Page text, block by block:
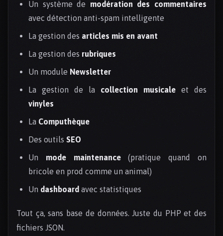
Un système de modération des commentaires
avec détection anti-spam intelligente
La gestion des articles mis en avant
La gestion des rubriques
Un module Newsletter
La gestion de la collection musicale et des
vinyles
La Computhèque
Des outils SEO
Un mode maintenance(pratique quand on
bricole en prod comme un animal)
Un dashboard avec statistiques
Tout ça, sans base de données. Juste du PHP et des
fichiers JSON.